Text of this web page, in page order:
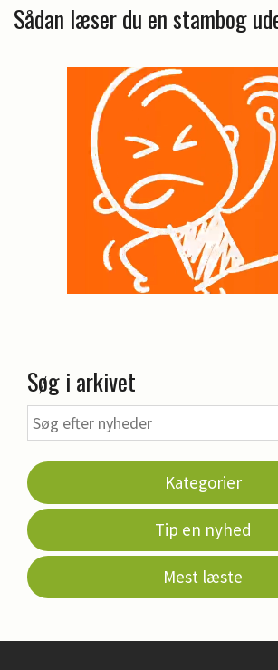
Sådan læser du en stambog
Søg i arkivet
Kategorier
Tip en nyhed
Mest læste